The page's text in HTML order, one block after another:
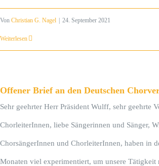
Von Christian G. Nagel | 24. September 2021
Weiterlesen
Offener Brief an den Deutschen
Sehr geehrter Herr Präsident Wulff, sehr geehrte
ChorleiterInnen, liebe Sängerinnen und Sänger,
ChorsängerInnen und ChorleiterInnen, haben in
Monaten viel experimentiert, um unsere Tätigkeit